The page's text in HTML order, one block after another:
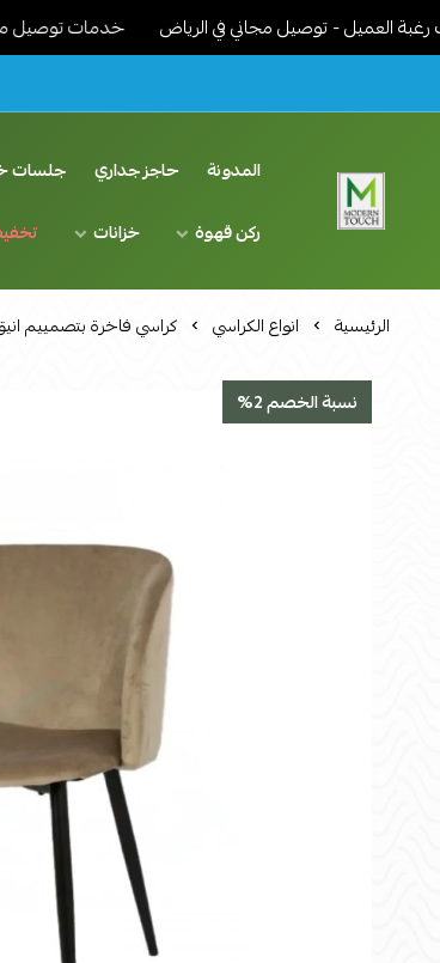
- توصيل مجاني في الرياض خدمات توصيل مميزة -
اثاث مودرن لمسة عصرية
المدونة حاجز جداري جلسات
ركن قهوة
خزانات
الرئيسية انواع الكراسي كراسي فاخرة بتصمييم
نسبة الخصم 2%